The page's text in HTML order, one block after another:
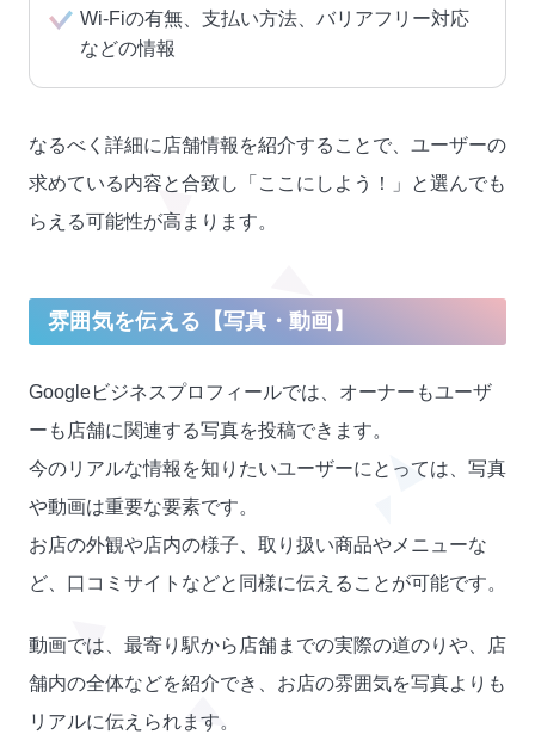
Wi-Fiの有無、支払い方法、バリアフリー対応
などの情報
なるべく詳細に店舗情報を紹介することで、ユーザーの
求めている内容と合致し「ここにしよう！」と選んでも
らえる可能性が高まります。
雰囲気を伝える【写真・動画】
Googleビジネスプロフィールでは、オーナーもユーザ
ーも店舗に関連する写真を投稿できます。
今のリアルな情報を知りたいユーザーにとっては、写真
や動画は重要な要素です。
お店の外観や店内の様子、取り扱い商品やメニューな
ど、口コミサイトなどと同様に伝えることが可能です。
動画では、最寄り駅から店舗までの実際の道のりや、店
舗内の全体などを紹介でき、お店の雰囲気を写真よりも
リアルに伝えられます。